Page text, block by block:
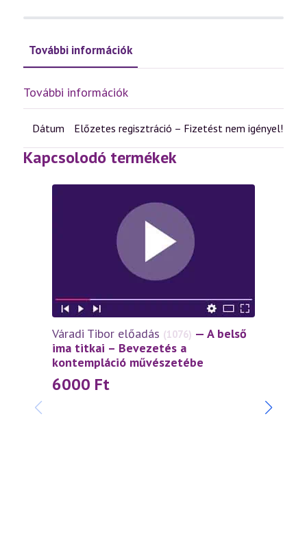
További információk
További információk
Dátum Előzetes regisztráció – Fizetést nem igényel!
Kapcsolodó termékek
Váradi Tibor előadás (1076) — A belső
ima titkai – Bevezetés a
kontempláció művészetébe
6000 Ft